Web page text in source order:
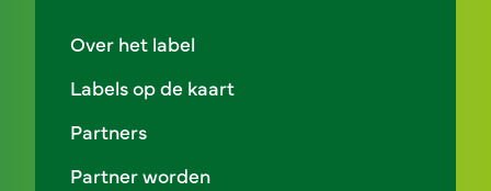
Over het label
Labels op de kaart
Partners
Partner worden